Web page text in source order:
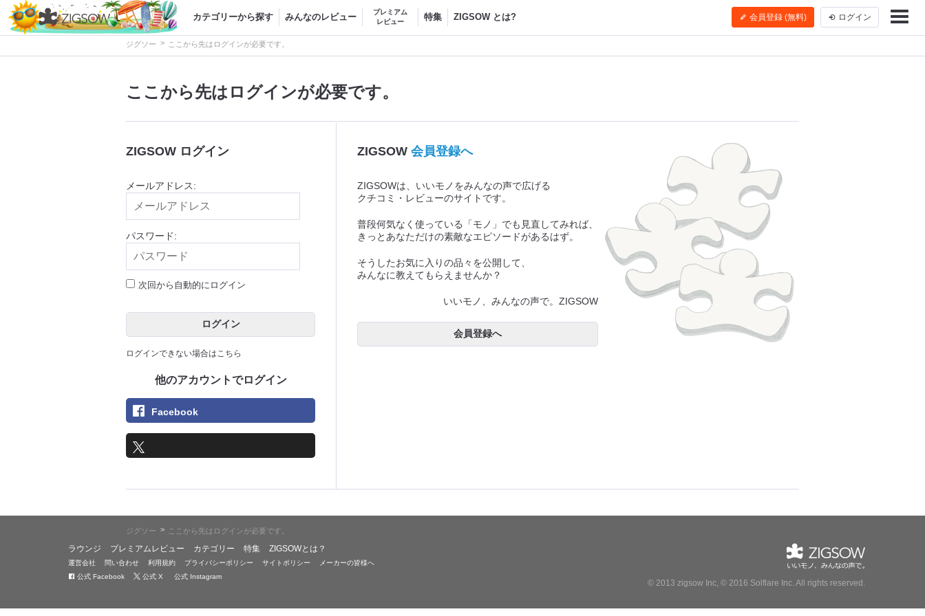
カテゴリーから探す みんなのレビュー
プレミアム
レビュー
特集 ZIGSOW とは? 会員登録 (無料) ログイン
ジグソー > ここから先はログインが必要です。
ここから先はログインが必要です。
ZIGSOW ログイン
メールアドレス:
パスワード:
次回から自動的にログイン
ログイン
ログインできない場合はこちら
他のアカウントでログイン
Facebook
ZIGSOW 会員登録へ
ZIGSOWは、いいモノをみんなの声で広げる
クチコミ・レビューのサイトです。
普段何気なく使っている「モノ」でも見直してみれば、
きっとあなただけの素敵なエピソードがあるはず。
そうしたお気に入りの品々を公開して、
みんなに教えてもらえませんか？
いいモノ、みんなの声で。ZIGSOW
会員登録へ
ジグソー > ここから先はログインが必要です。
ラウンジ プレミアムレビュー カテゴリー 特集 ZIGSOWとは？
運営会社 問い合わせ 利用規約 プライバシーポリシー サイトポリシー
メーカーの皆様へ
公式 Facebook
公式 X 公式 Instagram
© 2013 zigsow Inc, © 2016 Solflare Inc. All rights reserved.